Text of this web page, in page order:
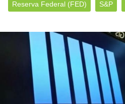
Reserva Federal (FED) S&P